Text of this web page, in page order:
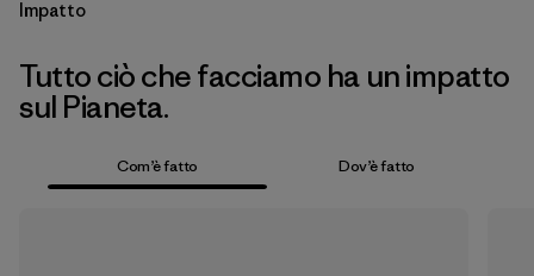
Impatto
Tutto ciò che facciamo ha un impatto
sul Pianeta.
Com’è fatto Dov’è fatto